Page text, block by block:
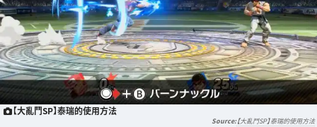
【大亂鬥SP】泰瑞的使用方法
【大亂鬥SP】泰瑞的使用方法